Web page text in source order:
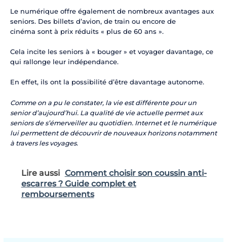
Le numérique offre également de nombreux avantages aux
seniors. Des billets d’avion, de train ou encore de
cinéma sont à prix réduits « plus de 60 ans ».
Cela incite les seniors à « bouger » et voyager davantage, ce
qui rallonge leur indépendance.
En effet, ils ont la possibilité d’être davantage autonome.
Comme on a pu le constater, la vie est différente pour un
senior d’aujourd’hui. La qualité de vie actuelle permet aux
seniors de s’émerveiller au quotidien. Internet et le numérique
lui permettent de découvrir de nouveaux horizons notamment
à travers les voyages.
Lire aussi Comment choisir son coussin anti-
escarres ? Guide complet et
remboursements